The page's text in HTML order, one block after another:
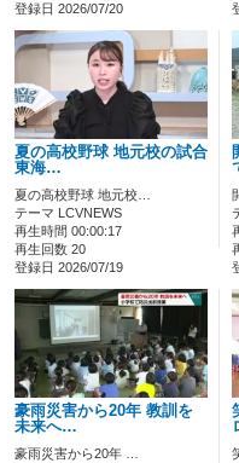
登録日 2026/07/20
夏の高校野球 地元校の試合
東海…
夏の高校野球 地元校…
テーマ LCVNEWS
再生時間 00:00:17
再生回数 20
登録日 2026/07/19
豪雨災害から20年 教訓を
未来へ…
豪雨災害から20年 …